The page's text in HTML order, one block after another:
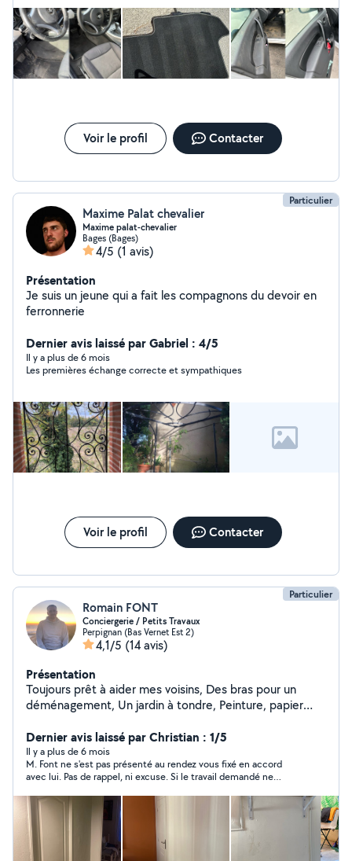
dans un intérieur impeccable ! Disponible par message !
Choisissez votre forfait : Sélectionnez parmi nos
différents forfaits de nettoyage automobile intérieur en
fonction de vos besoins et de la taille de votre véhicule.
Profitez du confort de votre domicile ou sur votre lieu
outils pour redonner à votre voiture son éclat d'origine.
Voir le profil Contacter
Particulier
Maxime Palat chevalier
Maxime palat-chevalier
Bages (Bages)
4/5 (1 avis)
Présentation
Je suis un jeune qui a fait les compagnons du devoir en
ferronnerie
Dernier avis laissé par Gabriel : 4/5
Il y a plus de 6 mois
Les premières échange correcte et sympathiques
Voir le profil Contacter
Particulier
Romain FONT
Conciergerie / Petits Travaux
Perpignan (Bas Vernet Est 2)
4,1/5 (14 avis)
Présentation
Toujours prêt à aider mes voisins, Des bras pour un
déménagement, Un jardin à tondre, Peinture, papier
rideaux Donner une seconde vie à vos meubles anciens,
Ponçage Fenêtres, Portes, Murs, Capable de faire de
l'enduit, Nettoyage de voitures, Entretien et Ménage,
Bon bricoleur pour petit travaux en tout genre. Possède
tout type d'outils. N'hésitez pas, je répond à vos
questions et demandes rapidement. Cordialement.
Dernier avis laissé par Christian : 1/5
Il y a plus de 6 mois
M. Font ne s'est pas présenté au rendez vous fixé en accord
avec lui. Pas de rappel, ni excuse. Si le travail demandé ne
savoir. Résultat total discrédit de ce monsieur ET du site
"Allovoisins". CQFDire. Cordialement